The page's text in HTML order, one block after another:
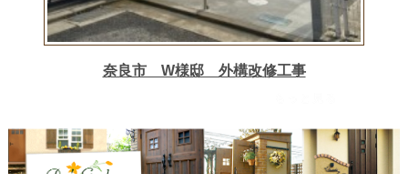
奈良市 W様邸 外構改修工事